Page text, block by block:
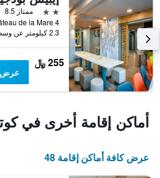
محور
Y
الذي
يعرض
متوسط
سعر
غرفة
2 نجمتين
ممتاز 8.5
2.3 كيلومتر عن وسط المدينة
255 ﷼
عرض
أماكن إقامة أخرى في
عرض كافة أماكن إقامة 48